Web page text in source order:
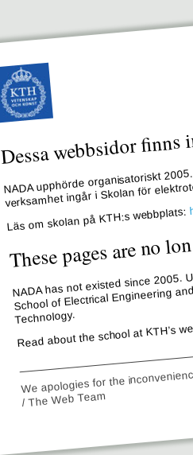
Dessa webbsidor
NADA upphörde organisatoriskt
verksamhet ingår i Skolan för
Läs om skolan på KTH:s webbplats:
These pages are no
NADA has not existed since
School of Electrical Engineering
Technology.
Read about the school at KTH’s
We apologies for the
/ The Web Team